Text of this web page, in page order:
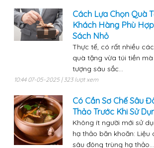
Cách Lựa Chọn Quà
Khách Hàng Phù
Sách Nhỏ
Thực tế, có rất nhiều
quà tặng vừa túi tiền
tượng sâu sắc...
10:44 07-05-2025 | 323 lượt xem
Có Cần Sơ Chế Sâu
Thảo Trước Khi Sử
Không ít người mới sử
hạ thảo băn khoăn: Liệu
sâu đông trùng hạ thảo...